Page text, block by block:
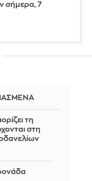
σήμερα, 7
τη
στη